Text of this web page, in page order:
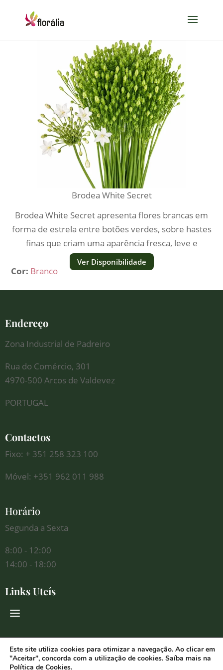
Brodea White Secret
Brodea White Secret apresenta flores brancas em
forma de estrela entre botões verdes, sobre hastes
finas que criam uma aparência fresca, leve e
delicada.
Cor: Branco
Ver Disponibilidade
Endereço
Zona Industrial de Padreiro
Rua do Comércio, 301
4970-500 Arcos de Valdevez
PORTUGAL
Contactos
Fixo: + 351 258 323 100
Móvel: +351 962 011 988
Horário
Segunda a Sexta
8:00 - 12:00
14:00 - 18:00
Links Uteís
Redes Sociais
Este site utiliza cookies para otimizar a navegação. Ao clicar em
"Aceitar", concorda com a utilização de cookies. Saíba mais na
Política de Cookies.